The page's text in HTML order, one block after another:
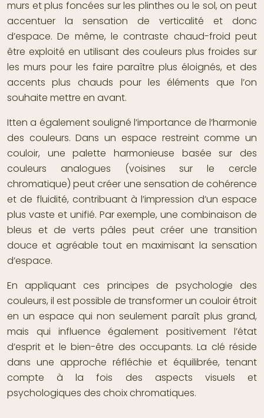
murs et plus foncées sur les plinthes ou le sol, on peut
accentuer la sensation de verticalité et donc
d’espace. De même, le contraste chaud-froid peut
être exploité en utilisant des couleurs plus froides sur
les murs pour les faire paraître plus éloignés, et des
accents plus chauds pour les éléments que l’on
souhaite mettre en avant.
Itten a également souligné l’importance de l’harmonie
des couleurs. Dans un espace restreint comme un
couloir, une palette harmonieuse basée sur des
couleurs analogues (voisines sur le cercle
chromatique) peut créer une sensation de cohérence
et de fluidité, contribuant à l’impression d’un espace
plus vaste et unifié. Par exemple, une combinaison de
bleus et de verts pâles peut créer une transition
douce et agréable tout en maximisant la sensation
d’espace.
En appliquant ces principes de psychologie des
couleurs, il est possible de transformer un couloir étroit
en un espace qui non seulement paraît plus grand,
mais qui influence également positivement l’état
d’esprit et le bien-être des occupants. La clé réside
dans une approche réfléchie et équilibrée, tenant
compte à la fois des aspects visuels et
psychologiques des choix chromatiques.